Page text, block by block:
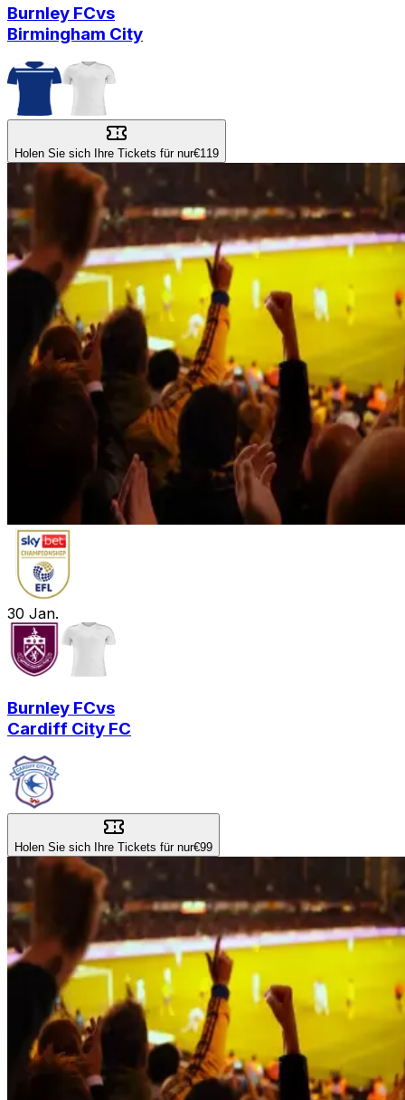
Burnley FCvs
Birmingham City
Holen Sie sich Ihre Tickets für nur€119
30 Jan.
Burnley FCvs
Cardiff City FC
Holen Sie sich Ihre Tickets für nur€99